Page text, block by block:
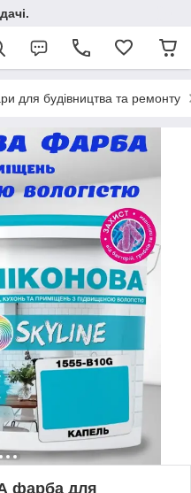
для будівництва та ремонту
фарба для